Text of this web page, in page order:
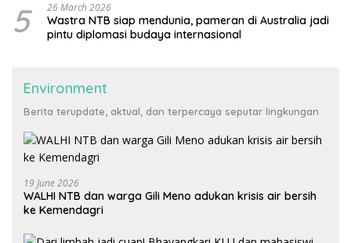
5 26 March 2026
Wastra NTB siap mendunia, pameran di Australia jadi
pintu diplomasi budaya internasional
Environment
Berita terupdate, aktual, dan terpercaya seputar lingkungan
19 June 2026
WALHI NTB dan warga Gili Meno adukan krisis air bersih
ke Kemendagri